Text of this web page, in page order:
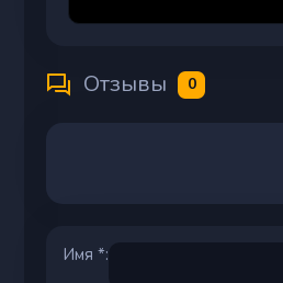
Отзывы 0
Имя *: